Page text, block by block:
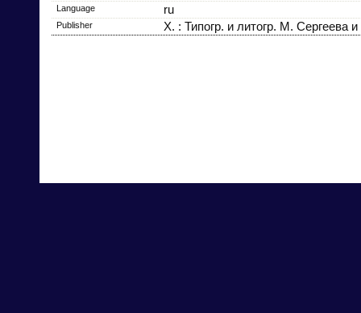
Language ru
Publisher Х. : Типогр. и литогр. М. Сергеева и